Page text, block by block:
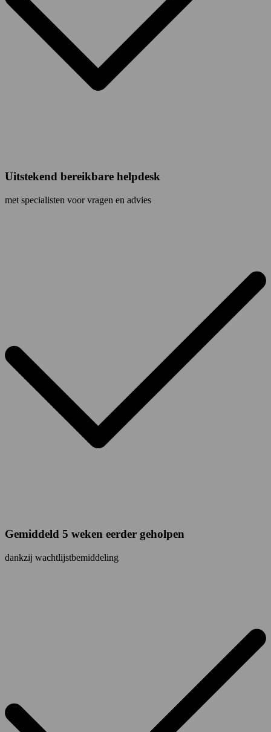
Uitstekend bereikbare helpdesk
met specialisten voor vragen en advies
Gemiddeld 5 weken eerder geholpen
dankzij wachtlijstbemiddeling